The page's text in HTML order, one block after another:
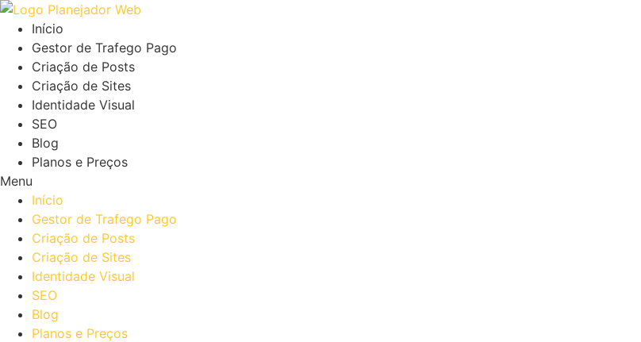
Ir
para
conteúdo
Início
Gestor de Trafego Pago
Criação de Posts
Criação de Sites
Identidade Visual
SEO
Blog
Planos e Preços
Menu
Início
Gestor de Trafego Pago
Criação de Posts
Criação de Sites
Identidade Visual
SEO
Blog
Planos e Preços